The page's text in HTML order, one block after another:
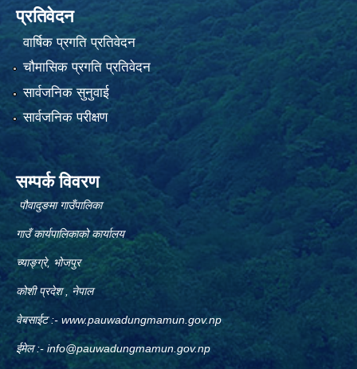
प्रतिवेदन
वार्षिक प्रगति प्रतिवेदन
चौमासिक प्रगति प्रतिवेदन
सार्वजनिक सुनुवाई
सार्वजनिक परीक्षण
सम्पर्क विवरण
पौवादुङमा गाउँपालिका
गाउँ कार्यपालिकाको कार्यालय
च्याङ्ग्रे, भोजपुर
कोशी प्रदेश , नेपाल
वेबसाईट :- www.pauwadungmamun.gov.np
ईमेल :- info@pauwadungmamun.gov.np